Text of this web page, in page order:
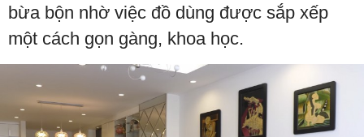
bừa bộn nhờ việc đồ dùng được sắp xếp
một cách gọn gàng, khoa học.